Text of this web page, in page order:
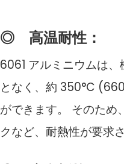
◎ 高温耐性：
6061 アルミニウムは
となく、約 350°C
ができます。 そのため
クなど、耐熱性が要求